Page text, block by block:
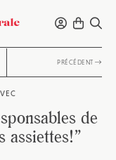
PRÉCÉDENT
de
assiettes!”